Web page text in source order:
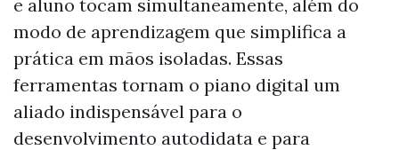
e aluno tocam simultaneamente, além do
modo de aprendizagem que simplifica a
prática em mãos isoladas. Essas
ferramentas tornam o piano digital um
aliado indispensável para o
desenvolvimento autodidata e para